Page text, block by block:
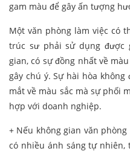
gam màu để gây ấn tượng
Một văn phòng làm việc có
trúc sư phải sử dụng được
gian, có sự đồng nhất về
gây chú ý. Sự hài hòa
mắt về màu sắc mà sự phối
hợp với doanh nghiệp.
+ Nếu không gian văn
có nhiều ánh sáng tự nhiên,